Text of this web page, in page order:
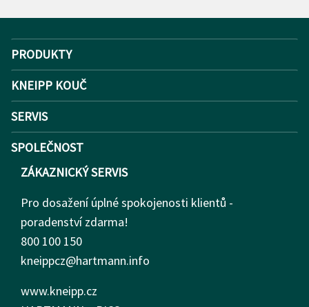
PRODUKTY
KNEIPP KOUČ
SERVIS
SPOLEČNOST
ZÁKAZNICKÝ SERVIS
Pro dosažení úplné spokojenosti klientů -
poradenství zdarma!
800 100 150
kneippcz@hartmann.info
www.kneipp.cz